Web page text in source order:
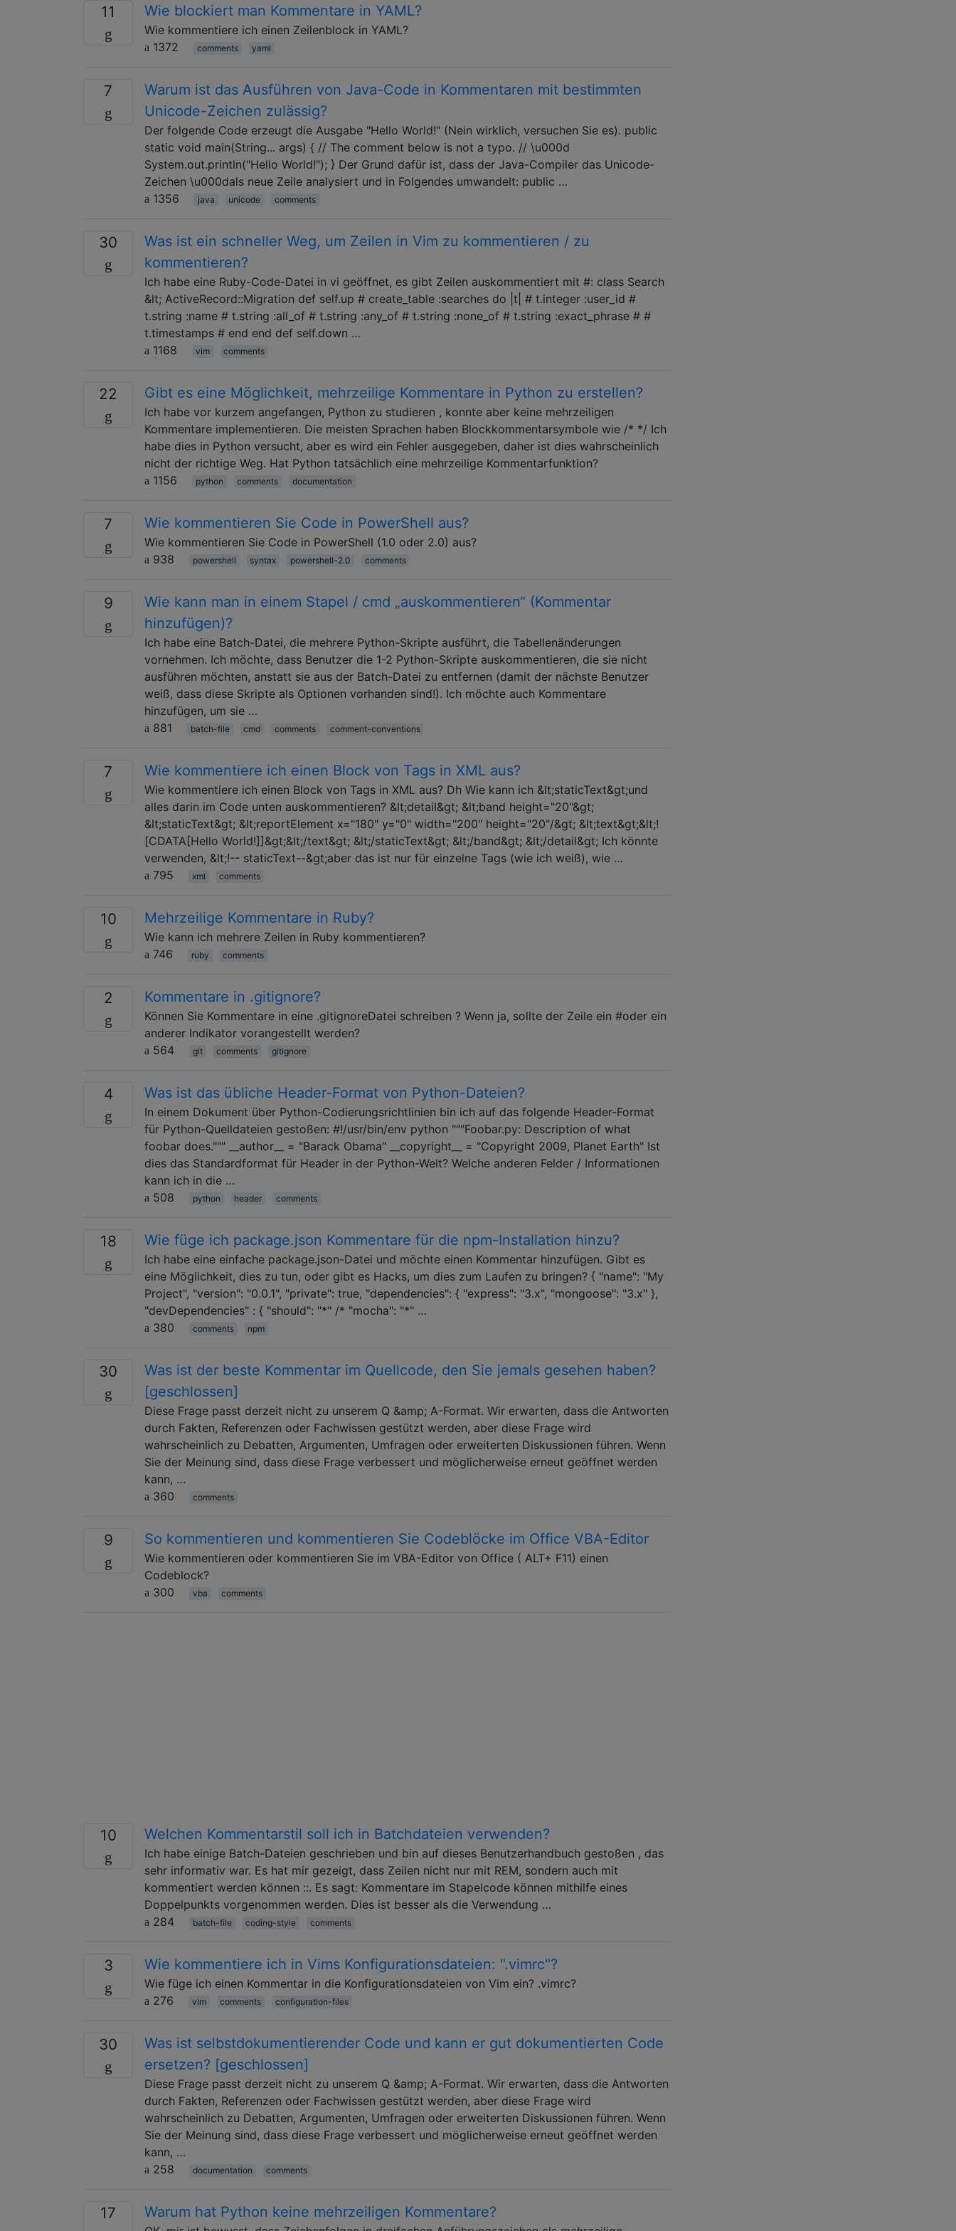
11 Wie blockiert man Kommentare in YAML?
Wie kommentiere ich einen Zeilenblock in YAML?
1372
comments yaml
7
Warum ist das Ausführen von Java-Code in Kommentaren mit bestimmten
Unicode-Zeichen zulässig?
Der folgende Code erzeugt die Ausgabe "Hello World!" (Nein wirklich, versuchen Sie es). public
static void main(String... args) { // The comment below is not a typo. // \u000d
System.out.println("Hello World!"); } Der Grund dafür ist, dass der Java-Compiler das Unicode-
Zeichen \u000dals neue Zeile analysiert und in Folgendes umwandelt: public …
1356
java unicode comments
30
Was ist ein schneller Weg, um Zeilen in Vim zu kommentieren / zu
kommentieren?
Ich habe eine Ruby-Code-Datei in vi geöffnet, es gibt Zeilen auskommentiert mit #: class Search
&lt; ActiveRecord::Migration def self.up # create_table :searches do |t| # t.integer :user_id #
t.string :name # t.string :all_of # t.string :any_of # t.string :none_of # t.string :exact_phrase # #
t.timestamps # end end def self.down …
1168
vim comments
22 Gibt es eine Möglichkeit, mehrzeilige Kommentare in Python zu erstellen?
Ich habe vor kurzem angefangen, Python zu studieren , konnte aber keine mehrzeiligen
Kommentare implementieren. Die meisten Sprachen haben Blockkommentarsymbole wie /* */ Ich
habe dies in Python versucht, aber es wird ein Fehler ausgegeben, daher ist dies wahrscheinlich
nicht der richtige Weg. Hat Python tatsächlich eine mehrzeilige Kommentarfunktion?
1156
python comments documentation
7 Wie kommentieren Sie Code in PowerShell aus?
Wie kommentieren Sie Code in PowerShell (1.0 oder 2.0) aus?
938
powershell syntax powershell-2.0 comments
9
Wie kann man in einem Stapel / cmd „auskommentieren“ (Kommentar
hinzufügen)?
Ich habe eine Batch-Datei, die mehrere Python-Skripte ausführt, die Tabellenänderungen
vornehmen. Ich möchte, dass Benutzer die 1-2 Python-Skripte auskommentieren, die sie nicht
ausführen möchten, anstatt sie aus der Batch-Datei zu entfernen (damit der nächste Benutzer
weiß, dass diese Skripte als Optionen vorhanden sind!). Ich möchte auch Kommentare
hinzufügen, um sie …
881
batch-file cmd comments comment-conventions
7 Wie kommentiere ich einen Block von Tags in XML aus?
Wie kommentiere ich einen Block von Tags in XML aus? Dh Wie kann ich &lt;staticText&gt;und
alles darin im Code unten auskommentieren? &lt;detail&gt; &lt;band height="20"&gt;
&lt;staticText&gt; &lt;reportElement x="180" y="0" width="200" height="20"/&gt; &lt;text&gt;&lt;!
[CDATA[Hello World!]]&gt;&lt;/text&gt; &lt;/staticText&gt; &lt;/band&gt; &lt;/detail&gt; Ich könnte
verwenden, &lt;!-- staticText--&gt;aber das ist nur für einzelne Tags (wie ich weiß), wie …
795
xml comments
10 Mehrzeilige Kommentare in Ruby?
Wie kann ich mehrere Zeilen in Ruby kommentieren?
746
ruby comments
2 Kommentare in .gitignore?
Können Sie Kommentare in eine .gitignoreDatei schreiben ? Wenn ja, sollte der Zeile ein #oder ein
anderer Indikator vorangestellt werden?
564
git comments gitignore
4 Was ist das übliche Header-Format von Python-Dateien?
In einem Dokument über Python-Codierungsrichtlinien bin ich auf das folgende Header-Format
für Python-Quelldateien gestoßen: #!/usr/bin/env python """Foobar.py: Description of what
foobar does.""" __author__ = "Barack Obama" __copyright__ = "Copyright 2009, Planet Earth" Ist
dies das Standardformat für Header in der Python-Welt? Welche anderen Felder / Informationen
kann ich in die …
508
python header comments
18 Wie füge ich package.json Kommentare für die npm-Installation hinzu?
Ich habe eine einfache package.json-Datei und möchte einen Kommentar hinzufügen. Gibt es
eine Möglichkeit, dies zu tun, oder gibt es Hacks, um dies zum Laufen zu bringen? { "name": "My
Project", "version": "0.0.1", "private": true, "dependencies": { "express": "3.x", "mongoose": "3.x" },
"devDependencies" : { "should": "*" /* "mocha": "*" …
380
comments npm
30
Was ist der beste Kommentar im Quellcode, den Sie jemals gesehen haben?
[geschlossen]
Diese Frage passt derzeit nicht zu unserem Q &amp; A-Format. Wir erwarten, dass die Antworten
durch Fakten, Referenzen oder Fachwissen gestützt werden, aber diese Frage wird
wahrscheinlich zu Debatten, Argumenten, Umfragen oder erweiterten Diskussionen führen. Wenn
Sie der Meinung sind, dass diese Frage verbessert und möglicherweise erneut geöffnet werden
kann, …
360
comments
9 So kommentieren und kommentieren Sie Codeblöcke im Office VBA-Editor
Wie kommentieren oder kommentieren Sie im VBA-Editor von Office ( ALT+ F11) einen
Codeblock?
300
vba comments
10 Welchen Kommentarstil soll ich in Batchdateien verwenden?
Ich habe einige Batch-Dateien geschrieben und bin auf dieses Benutzerhandbuch gestoßen , das
sehr informativ war. Es hat mir gezeigt, dass Zeilen nicht nur mit REM, sondern auch mit
kommentiert werden können ::. Es sagt: Kommentare im Stapelcode können mithilfe eines
Doppelpunkts vorgenommen werden. Dies ist besser als die Verwendung …
284
batch-file coding-style comments
3 Wie kommentiere ich in Vims Konfigurationsdateien: ".vimrc"?
Wie füge ich einen Kommentar in die Konfigurationsdateien von Vim ein? .vimrc?
276
vim comments configuration-files
30
Was ist selbstdokumentierender Code und kann er gut dokumentierten Code
ersetzen? [geschlossen]
Diese Frage passt derzeit nicht zu unserem Q &amp; A-Format. Wir erwarten, dass die Antworten
durch Fakten, Referenzen oder Fachwissen gestützt werden, aber diese Frage wird
wahrscheinlich zu Debatten, Argumenten, Umfragen oder erweiterten Diskussionen führen. Wenn
Sie der Meinung sind, dass diese Frage verbessert und möglicherweise erneut geöffnet werden
kann, …
258
documentation comments
17 Warum hat Python keine mehrzeiligen Kommentare?